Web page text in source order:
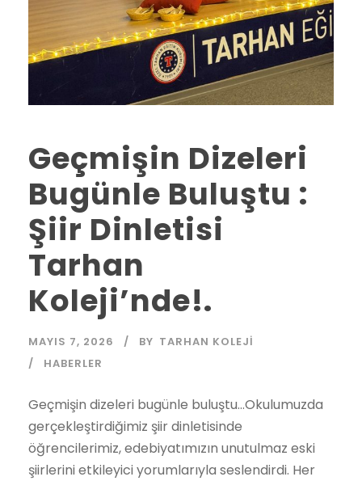
Geçmişin Dizeleri
Bugünle Buluştu :
Şiir Dinletisi
Tarhan
Koleji’nde!.
MAYIS 7, 2026 BY TARHAN KOLEJI
HABERLER
Geçmişin dizeleri bugünle buluştu…Okulumuzda
gerçekleştirdiğimiz şiir dinletisinde
öğrencilerimiz, edebiyatımızın unutulmaz eski
şiirlerini etkileyici yorumlarıyla seslendirdi. Her